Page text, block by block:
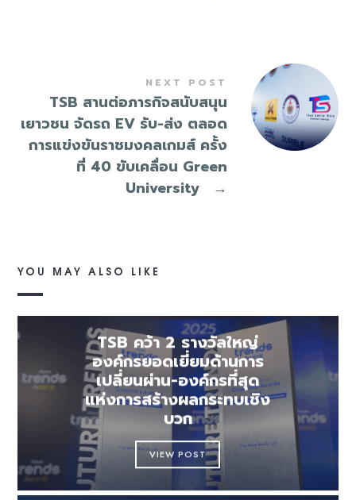
NEXT POST
TSB สานต่อภารกิจสนับสนุน
เยาวชน จัดรถ EV รับ-ส่ง ตลอด
การแข่งขันราชมงคลเกมส์ ครั้ง
ที่ 40 ขับเคลื่อน Green
University
→
YOU MAY ALSO LIKE
TSB คว้า 2 รางวัลใหญ่
องค์กรยอดเยี่ยมด้านการ
เปลี่ยนผ่าน-องค์กรที่สุด
แห่งการสร้างผลกระทบเชิง
บวก
VIEW POST